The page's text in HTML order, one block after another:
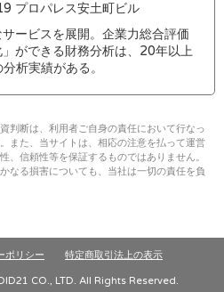
プロパレス安土町ビル
ービスを展開。企業力総合評価
ができる財務分析は、20年以上
析実績がある。
判断は、利用者ご自身の責任において行なっ
また、当サイトは、相応の注意を払って運営
、信頼性等を保証するものではありません。
なる損害についても、当社は一切の責任を負
ポリシー 特定商取引法上の表示
CO., LTD. All Rights Reserved.